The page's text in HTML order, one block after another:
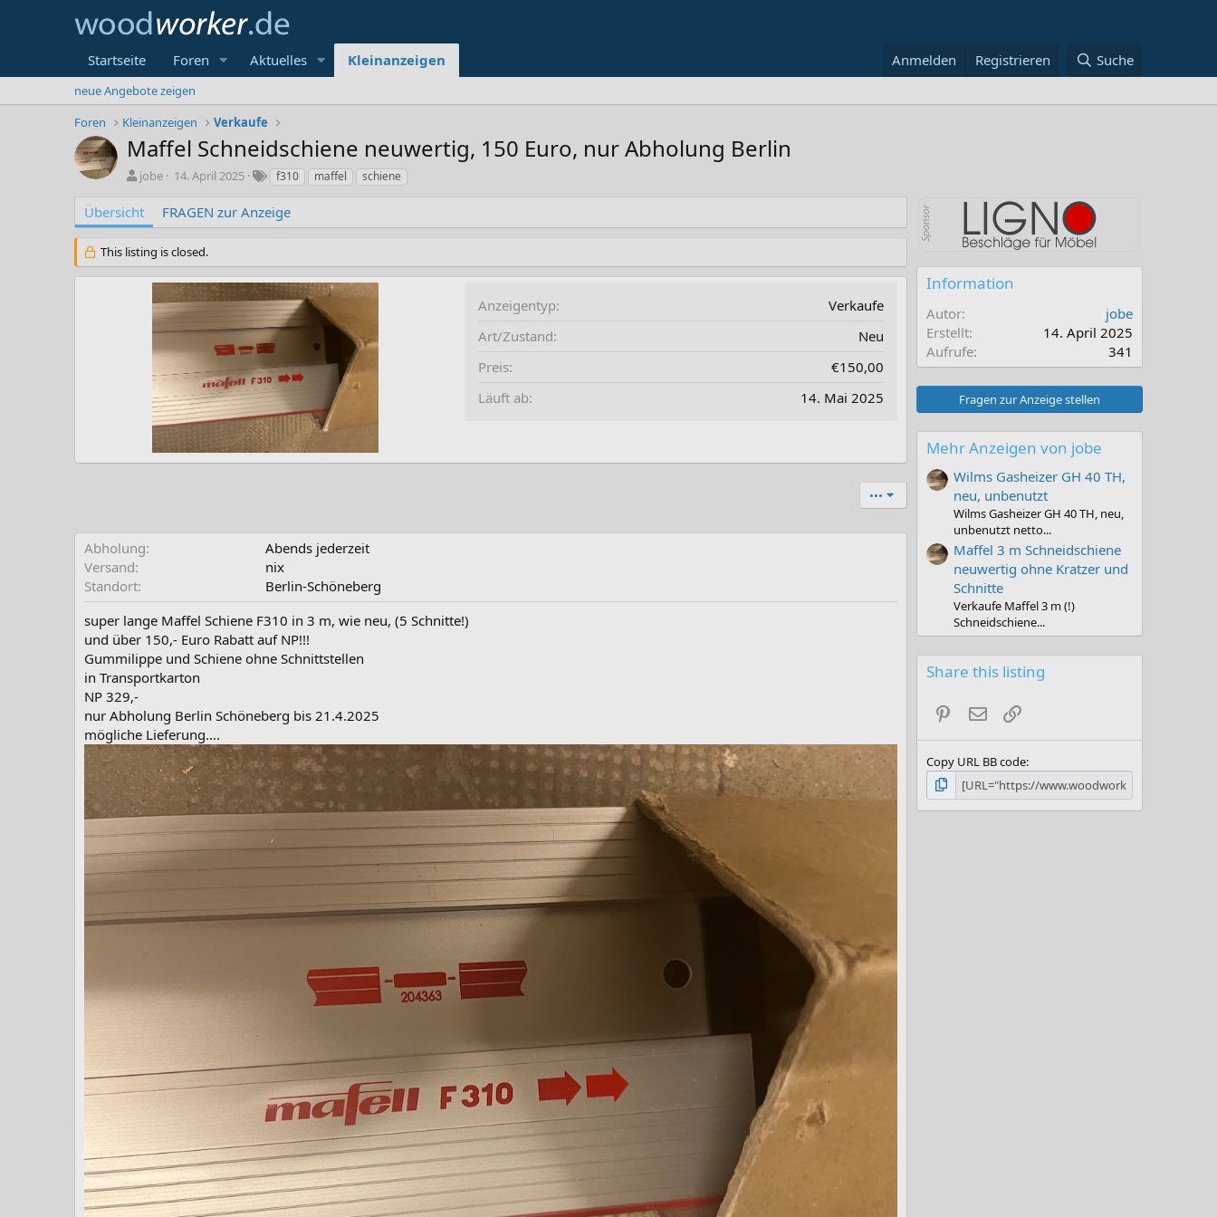
Startseite Foren Aktuelles Kleinanzeigen Anmelden Registrieren Suche
neue Angebote zeigen
Foren
Kleinanzeigen Verkaufe
Maffel Schneidschiene neuwertig, 150 Euro, nur Abholung Berlin
A
t
o
jobe
C
e
a
i
n
d
e
14. April 2025
S
h
l
o
r
t
e
f310 maffel schiene
Übersicht FRAGEN zur Anzeige
This listing is closed.
Anzeigentyp
Verkaufe
Art/Zustand
Neu
Preis
€150,00
Läuft ab
14. Mai 2025
•••
Abholung
Abends jederzeit
Versand
nix
Standort
Berlin-Schöneberg
super lange Maffel Schiene F310 in 3 m, wie neu, (5 Schnitte!)
und über 150,- Euro Rabatt auf NP!!!
Gummilippe und Schiene ohne Schnittstellen
in Transportkarton
NP 329,-
nur Abholung Berlin Schöneberg bis 21.4.2025
mögliche Lieferung....
Information
Autor
jobe
Erstellt
14. April 2025
Aufrufe
341
Fragen zur Anzeige stellen
Mehr Anzeigen von jobe
Wilms Gasheizer GH 40 TH,
neu, unbenutzt
Wilms Gasheizer GH 40 TH, neu,
unbenutzt netto...
Maffel 3 m Schneidschiene
neuwertig ohne Kratzer und
Schnitte
Verkaufe Maffel 3 m (!)
Schneidschiene...
Share this listing
PinterestE-Mail
Copy URL BB code